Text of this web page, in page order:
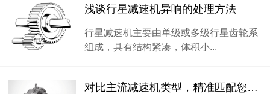
浅谈行星减速机异响的处理方法
行星减速机主要由单级或多级行星齿轮系
组成，具有结构紧凑，体积小...
对比主流减速机类型，精准匹配您的应用需求